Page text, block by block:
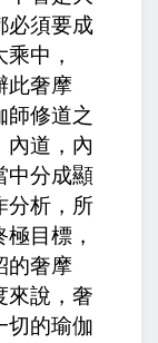
必須要成
乘中，
此奢摩
修道之
內道，內
中分成顯
分析，所
目標，
的奢摩
來說，奢
切的瑜伽